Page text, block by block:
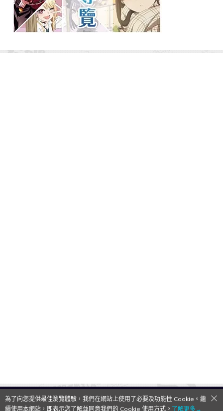
QooApp Limited © 2026
為了向您提供最佳瀏覽體驗，我們在網站上使用了必要及功能性 Cookie。繼
續使用本網站，即表示您了解並同意我們的 Cookie 使用方式。 了解更多→